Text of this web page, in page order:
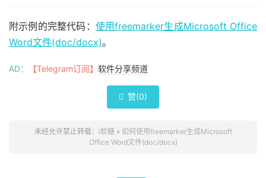
}
}
            zipout
catch FileNotFoundException
            e
ZipException e
printStackTrace
            e
.printStackTrace();
(IOException e) {
附示例的完整代码： 使用freemarker生成Microsoft Office
Word文件(doc/docx)。
AD： 【Telegram订阅】 软件分享频道
 赞(0)
未经允许禁止转载： i软糖» 如何使用freemarker生成Microsoft
Office Word文件(doc/docx)